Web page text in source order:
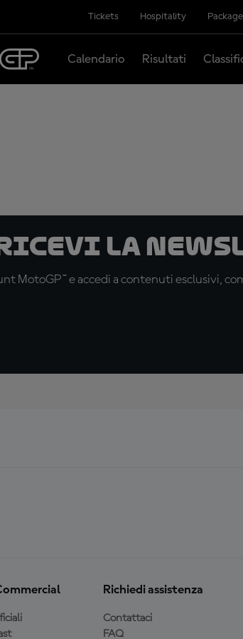
Tickets Hospitality
Calendario Risultati
la
MotoGP™ e accedi a contenuti esclusivi,
Richiedi assistenza
Contattaci
FAQ